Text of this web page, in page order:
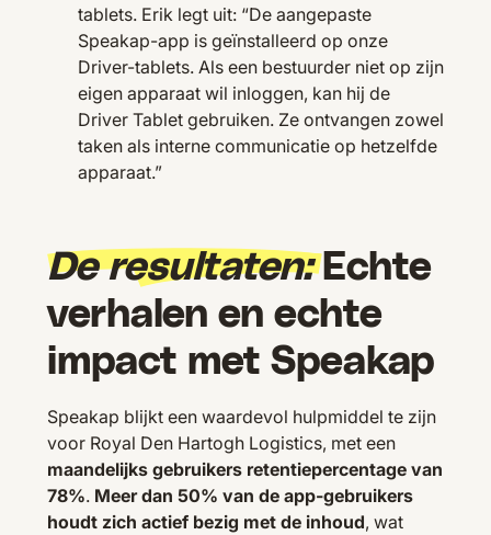
tablets. Erik legt uit: “De aangepaste
Speakap-app is geïnstalleerd op onze
Driver-tablets. Als een bestuurder niet op zijn
eigen apparaat wil inloggen, kan hij de
Driver Tablet gebruiken. Ze ontvangen zowel
taken als interne communicatie op hetzelfde
apparaat.”
De resultaten: Echte
verhalen en echte
impact met Speakap
Speakap blijkt een waardevol hulpmiddel te zijn
voor Royal Den Hartogh Logistics, met een
maandelijks gebruikers retentiepercentage van
78%. Meer dan 50% van de app-gebruikers
houdt zich actief bezig met de inhoud, wat